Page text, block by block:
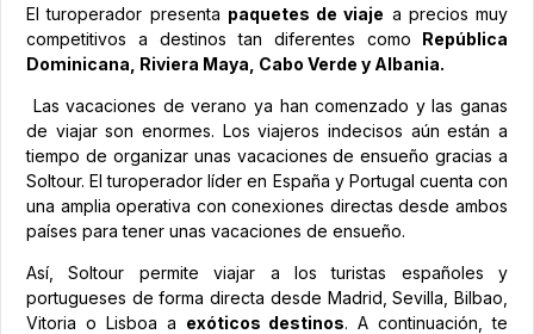
El turoperador presenta paquetes de viaje a precios muy
competitivos a destinos tan diferentes como República
Dominicana, Riviera Maya, Cabo Verde y Albania.
Las vacaciones de verano ya han comenzado y las ganas
de viajar son enormes. Los viajeros indecisos aún están a
tiempo de organizar unas vacaciones de ensueño gracias a
Soltour. El turoperador líder en España y Portugal cuenta con
una amplia operativa con conexiones directas desde ambos
países para tener unas vacaciones de ensueño.
Así, Soltour permite viajar a los turistas españoles y
portugueses de forma directa desde Madrid, Sevilla, Bilbao,
Vitoria o Lisboa a exóticos destinos. A continuación, te